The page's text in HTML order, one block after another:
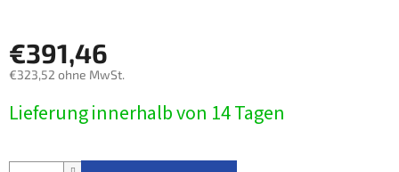
€391,46
€323,52 ohne MwSt.
Lieferung innerhalb von 14 Tagen